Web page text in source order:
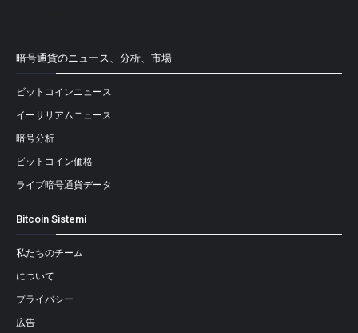
暗号通貨のニュース、分析、市場
ビットコインニュース
イーサリアムニュース
暗号分析
ビットコイン価格
ライブ暗号通貨データ
Bitcoin Sistemi
私たちのチーム
について
プライバシー
広告